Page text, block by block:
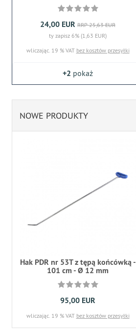
24,00 EUR RRP 25,63 EUR
ty zapisz 6% (1,63 EUR)
wliczając. 19 % VAT bez kosztów przesyłki
+2 pokaż
NOWE PRODUKTY
Hak PDR nr 53T z tępą końcówką -
101 cm - Ø 12 mm
95,00 EUR
wliczając. 19 % VAT bez kosztów przesyłki